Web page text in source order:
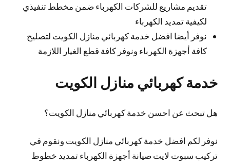
تقديم مشاريع للشركات الكهرباء ضمن مخطط تنفيذي
لكيفية تمديد الكهرباء
نوفر أيضا افضل خدمة كهربائي منازل الكويت لتصليح
كافة أجهزة الكهرباء ونوفر كافة قطع الغيار اللازمة
خدمة كهربائي منازل الكويت
هل تبحث عن احسن خدمة كهربائي منازل الكويت؟
نوفر لكم افضل خدمة كهربائي منازل الكويت ونقوم في
تركيب سبوت لايت صيانة أجهزة الكهرباء تمديد خطوط